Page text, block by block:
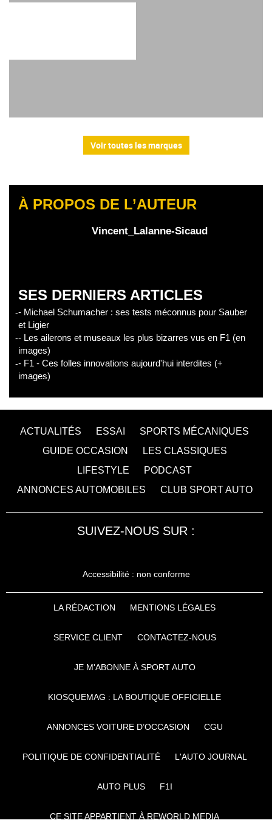
Voir toutes les marques
À PROPOS DE L’AUTEUR
Vincent_Lalanne-Sicaud
SES DERNIERS ARTICLES
- Michael Schumacher : ses tests méconnus pour Sauber
et Ligier
- Les ailerons et museaux les plus bizarres vus en F1 (en
images)
- F1 - Ces folles innovations aujourd'hui interdites (+
images)
ACTUALITÉS ESSAI
SPORTS MÉCANIQUES
GUIDE OCCASION
LES CLASSIQUES
LIFESTYLE
PODCAST
ANNONCES AUTOMOBILES
CLUB SPORT AUTO
SUIVEZ-NOUS SUR :
Accessibilité : non conforme
LA RÉDACTION MENTIONS LÉGALES
SERVICE CLIENT CONTACTEZ-NOUS
JE M'ABONNE À SPORT AUTO
KIOSQUEMAG : LA BOUTIQUE OFFICIELLE
ANNONCES VOITURE D’OCCASION CGU
POLITIQUE DE CONFIDENTIALITÉ L'AUTO JOURNAL
AUTO PLUS F1I
CE SITE APPARTIENT À REWORLD MEDIA